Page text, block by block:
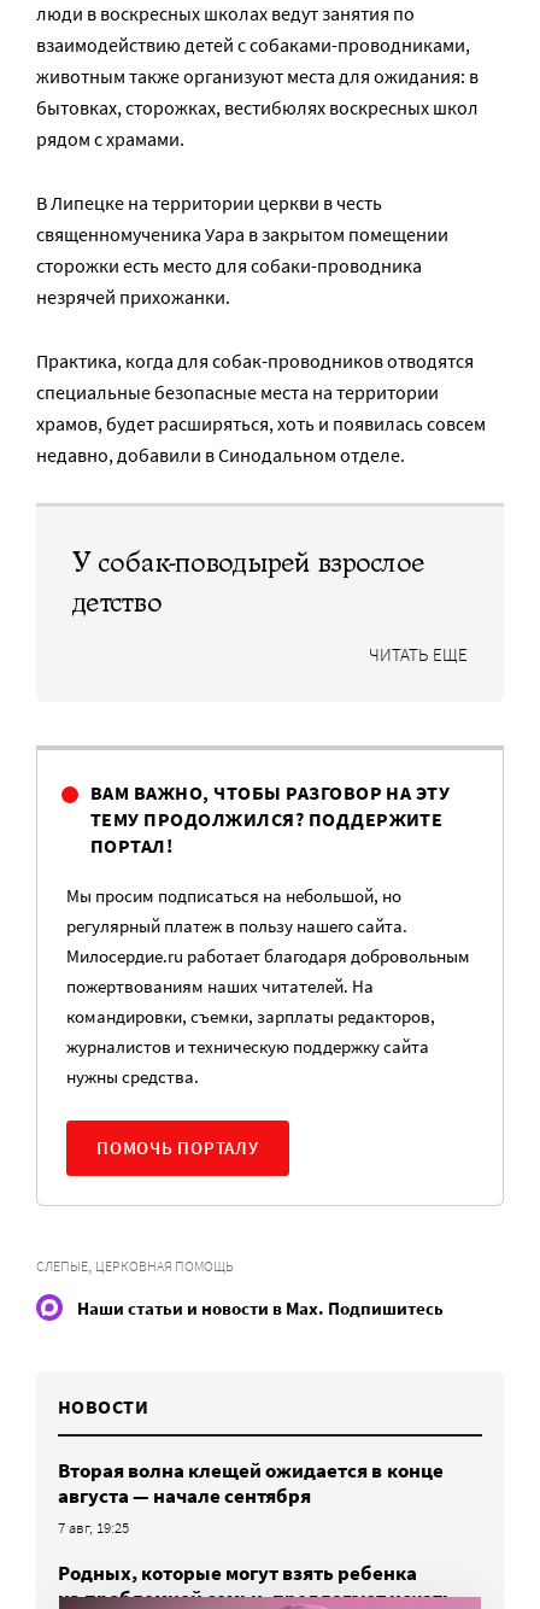
люди в воскресных школах ведут занятия по
взаимодействию детей с собаками-проводниками,
животным также организуют места для ожидания: в
бытовках, сторожках, вестибюлях воскресных школ
рядом с храмами.
В Липецке на территории церкви в честь
священномученика Уара в закрытом помещении
сторожки есть место для собаки-проводника
незрячей прихожанки.
Практика, когда для собак-проводников отводятся
специальные безопасные места на территории
храмов, будет расширяться, хоть и появилась совсем
недавно, добавили в Синодальном отделе.
У собак-поводырей взрослое
детство
ЧИТАТЬ ЕЩЕ
ВАМ ВАЖНО, ЧТОБЫ РАЗГОВОР НА ЭТУ
ТЕМУ ПРОДОЛЖИЛСЯ? ПОДДЕРЖИТЕ
ПОРТАЛ!
Мы просим подписаться на небольшой, но
регулярный платеж в пользу нашего сайта.
Милосердие.ru работает благодаря добровольным
пожертвованиям наших читателей. На
командировки, съемки, зарплаты редакторов,
журналистов и техническую поддержку сайта
нужны средства.
ПОМОЧЬ ПОРТАЛУ
СЛЕПЫЕ, ЦЕРКОВНАЯ ПОМОЩЬ
Наши статьи и новости в Max. Подпишитесь
НОВОСТИ
Вторая волна клещей ожидается в конце
августа — начале сентября
7 авг, 19:25
Родных, которые могут взять ребенка
из проблемной семьи, предлагают искать